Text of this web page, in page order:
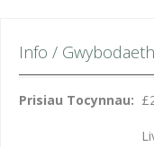
Info / Gwybodaeth
Prisiau Tocynnau: